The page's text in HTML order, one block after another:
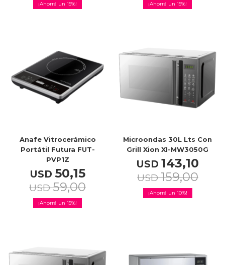
15 15
Anafe Vitrocerámico
Portátil Futura FUT-
PVP1Z
USD 50,15
USD 59,00
15
Microondas 30L Lts Con
Grill Xion XI-MW3050G
USD 143,10
USD 159,00
10